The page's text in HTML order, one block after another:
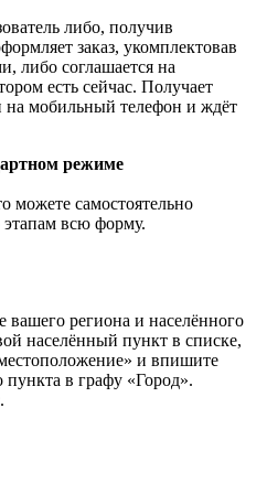
либо, получив
заказ, укомплектовав
либо соглашается на
есть сейчас. Получает
на мобильный телефон и ждёт
режиме
можете самостоятельно
этапам всю форму.
вашего региона и населённого
населённый пункт в списке,
и впишите
пункта в графу «Город».